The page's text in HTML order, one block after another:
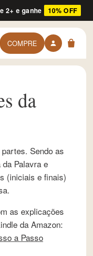
2+ e ganhe 10% OFF
COMPRE
da
Sendo as
Palavra e
(iniciais e finais)
as explicações
da Amazon:
a Passo